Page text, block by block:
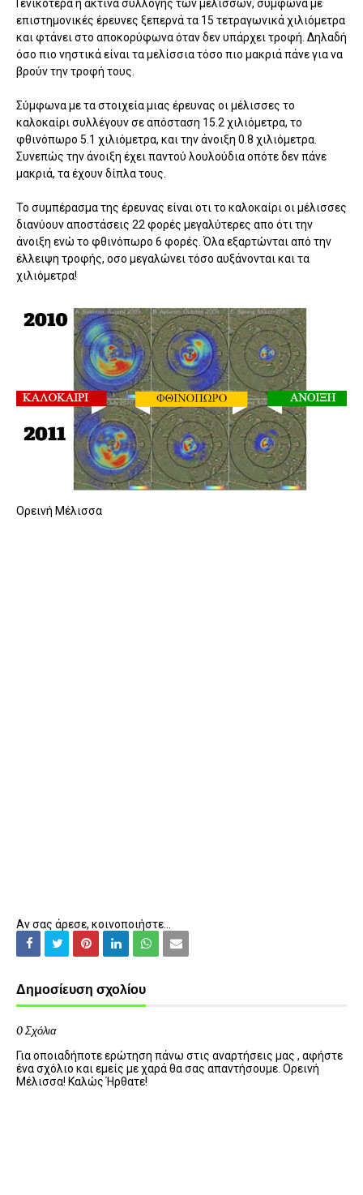
Γενικότερα η ακτίνα συλλογής των μελισσών, σύμφωνα με
επιστημονικές έρευνες ξεπερνά τα 15 τετραγωνικά χιλιόμετρα
και φτάνει στο αποκορύφωνα όταν δεν υπάρχει τροφή. Δηλαδή
όσο πιο νηστικά είναι τα μελίσσια τόσο πιο μακριά πάνε για να
βρούν την τροφή τους.
Σύμφωνα με τα στοιχεία μιας έρευνας οι μέλισσες το
καλοκαίρι συλλέγουν σε απόσταση 15.2 χιλιόμετρα, το
φθινόπωρο 5.1 χιλιόμετρα, και την άνοιξη 0.8 χιλιόμετρα.
Συνεπώς την άνοιξη έχει παντού λουλούδια οπότε δεν πάνε
μακριά, τα έχουν δίπλα τους.
Το συμπέρασμα της έρευνας είναι οτι το καλοκαίρι οι μέλισσες
διανύουν αποστάσεις 22 φορές μεγαλύτερες απο ότι την
άνοιξη ενώ το φθινόπωρο 6 φορές. Όλα εξαρτώνται από την
έλλειψη τροφής, οσο μεγαλώνει τόσο αυξάνονται και τα
χιλιόμετρα!
Ορεινή Μέλισσα
Αν σας άρεσε, κοινοποιήστε...
Δημοσίευση σχολίου
0 Σχόλια
Για οποιαδήποτε ερώτηση πάνω στις αναρτήσεις μας , αφήστε
ένα σχόλιο και εμείς με χαρά θα σας απαντήσουμε. Ορεινή
Μέλισσα! Καλώς Ήρθατε!